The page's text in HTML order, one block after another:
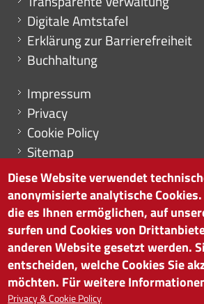
Digitale Amtstafel
Erklärung zur Barrierefreiheit
Buchhaltung
Menu footer
Impressum
Privacy
Cookie Policy
Sitemap
Cookie-Einstellungen
HANDELSKAMMER BOZEN
Südtiroler Straße 60 | I-39100
Tel. 0471 945 511 |
MwSt.-Nr.: 00376420212
Diese Website verwendet
anonymisierte analytische
die es Ihnen ermöglichen, auf
surfen und Cookies von
anderen Website gesetzt werden.
entscheiden, welche Cookies Sie
möchten. Für weitere
Privacy & Cookie Policy